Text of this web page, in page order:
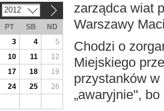
zarządca wiat
Warszawy
Chodzi o
Miejskiego
przystanków w
„awaryjnie", bo
2012
PT SB
ND
3 4
5
10 11
12
17 18
19
24 25
26